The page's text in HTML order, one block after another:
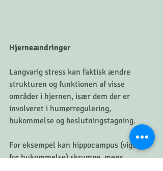
Hjerneændringer
Langvarig stress kan faktisk ændre
strukturen og funktionen af visse
områder i hjernen, især dem der er
involveret i humørregulering,
hukommelse og beslutningstagning.
For eksempel kan hippocampus (vigtig
for hukommelse) skrumpe, mens